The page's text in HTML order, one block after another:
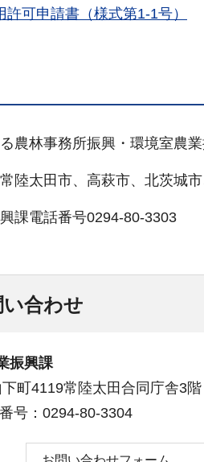
可申請書（様式第1-1号）
農林事務所振興・環境室農
陸太田市、高萩市、北茨城
課電話番号0294-80-3303
合わせ
振興課
町4119常陸太田合同庁舎3階
号：0294-80-3304